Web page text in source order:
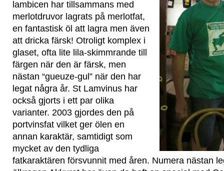
lambicen har tillsammans med
merlotdruvor lagrats på merlotfat,
en fantastisk öl att lagra men även
att dricka färsk! Otroligt komplex i
glaset, ofta lite lila-skimmrande till
färgen när den är färsk, men
nästan “gueuze-gul” när den har
legat några år. St Lamvinus har
också gjorts i ett par olika
varianter. 2003 gjordes den på
portvinsfat vilket ger ölen en
annan karaktär, samtidigt som
mycket av den tydliga
fatkaraktären försvunnit med åren. Numera nästan